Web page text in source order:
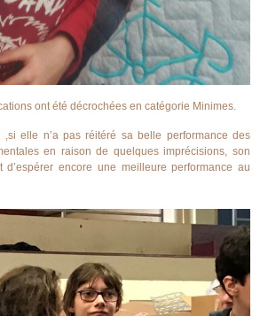
ont été décrochées en catégorie Minimes.
,si elle n’a pas réitéré sa belle performance des
en raison de quelques imprécisions, son
encore une meilleure performance au